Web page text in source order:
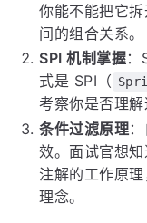
你能不能把它
间的组合关系。
SPI 机制掌握
式是 SPI（
考察你是否理解
条件过滤原理
效。面试官想
注解的工作原
理念。